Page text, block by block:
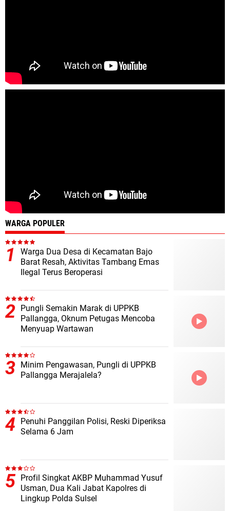
WARGA POPULER
Warga Dua Desa di Kecamatan Bajo
Barat Resah, Aktivitas Tambang Emas
Ilegal Terus Beroperasi
Pungli Semakin Marak di UPPKB
Pallangga, Oknum Petugas Mencoba
Menyuap Wartawan
Minim Pengawasan, Pungli di UPPKB
Pallangga Merajalela?
Penuhi Panggilan Polisi, Reski Diperiksa
Selama 6 Jam
Profil Singkat AKBP Muhammad Yusuf
Usman, Dua Kali Jabat Kapolres di
Lingkup Polda Sulsel